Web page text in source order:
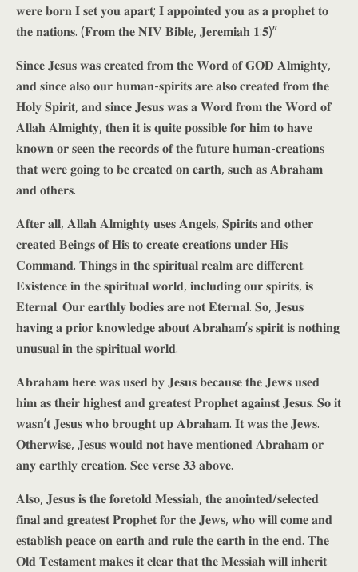
𝐰𝐞𝐫𝐞 𝐛𝐨𝐫𝐧 𝐈 𝐬𝐞𝐭 𝐲𝐨𝐮 𝐚𝐩𝐚𝐫𝐭; 𝐈 𝐚𝐩𝐩𝐨𝐢𝐧𝐭𝐞𝐝 𝐲𝐨𝐮 𝐚𝐬 𝐚 𝐩𝐫𝐨𝐩𝐡𝐞𝐭 𝐭𝐨
𝐭𝐡𝐞 𝐧𝐚𝐭𝐢𝐨𝐧𝐬. (𝐅𝐫𝐨𝐦 𝐭𝐡𝐞 𝐍𝐈𝐕 𝐁𝐢𝐛𝐥𝐞, 𝐉𝐞𝐫𝐞𝐦𝐢𝐚𝐡 𝟏:𝟓)”
𝐒𝐢𝐧𝐜𝐞 𝐉𝐞𝐬𝐮𝐬 𝐰𝐚𝐬 𝐜𝐫𝐞𝐚𝐭𝐞𝐝 𝐟𝐫𝐨𝐦 𝐭𝐡𝐞 𝐖𝐨𝐫𝐝 𝐨𝐟 𝐆𝐎𝐃 𝐀𝐥𝐦𝐢𝐠𝐡𝐭𝐲,
𝐚𝐧𝐝 𝐬𝐢𝐧𝐜𝐞 𝐚𝐥𝐬𝐨 𝐨𝐮𝐫 𝐡𝐮𝐦𝐚𝐧-𝐬𝐩𝐢𝐫𝐢𝐭𝐬 𝐚𝐫𝐞 𝐚𝐥𝐬𝐨 𝐜𝐫𝐞𝐚𝐭𝐞𝐝 𝐟𝐫𝐨𝐦 𝐭𝐡𝐞
𝐇𝐨𝐥𝐲 𝐒𝐩𝐢𝐫𝐢𝐭, 𝐚𝐧𝐝 𝐬𝐢𝐧𝐜𝐞 𝐉𝐞𝐬𝐮𝐬 𝐰𝐚𝐬 𝐚 𝐖𝐨𝐫𝐝 𝐟𝐫𝐨𝐦 𝐭𝐡𝐞 𝐖𝐨𝐫𝐝 𝐨𝐟
𝐀𝐥𝐥𝐚𝐡 𝐀𝐥𝐦𝐢𝐠𝐡𝐭𝐲, 𝐭𝐡𝐞𝐧 𝐢𝐭 𝐢𝐬 𝐪𝐮𝐢𝐭𝐞 𝐩𝐨𝐬𝐬𝐢𝐛𝐥𝐞 𝐟𝐨𝐫 𝐡𝐢𝐦 𝐭𝐨 𝐡𝐚𝐯𝐞
𝐤𝐧𝐨𝐰𝐧 𝐨𝐫 𝐬𝐞𝐞𝐧 𝐭𝐡𝐞 𝐫𝐞𝐜𝐨𝐫𝐝𝐬 𝐨𝐟 𝐭𝐡𝐞 𝐟𝐮𝐭𝐮𝐫𝐞 𝐡𝐮𝐦𝐚𝐧-𝐜𝐫𝐞𝐚𝐭𝐢𝐨𝐧𝐬
𝐭𝐡𝐚𝐭 𝐰𝐞𝐫𝐞 𝐠𝐨𝐢𝐧𝐠 𝐭𝐨 𝐛𝐞 𝐜𝐫𝐞𝐚𝐭𝐞𝐝 𝐨𝐧 𝐞𝐚𝐫𝐭𝐡, 𝐬𝐮𝐜𝐡 𝐚𝐬 𝐀𝐛𝐫𝐚𝐡𝐚𝐦
𝐚𝐧𝐝 𝐨𝐭𝐡𝐞𝐫𝐬.
𝐀𝐟𝐭𝐞𝐫 𝐚𝐥𝐥, 𝐀𝐥𝐥𝐚𝐡 𝐀𝐥𝐦𝐢𝐠𝐡𝐭𝐲 𝐮𝐬𝐞𝐬 𝐀𝐧𝐠𝐞𝐥𝐬, 𝐒𝐩𝐢𝐫𝐢𝐭𝐬 𝐚𝐧𝐝 𝐨𝐭𝐡𝐞𝐫
𝐜𝐫𝐞𝐚𝐭𝐞𝐝 𝐁𝐞𝐢𝐧𝐠𝐬 𝐨𝐟 𝐇𝐢𝐬 𝐭𝐨 𝐜𝐫𝐞𝐚𝐭𝐞 𝐜𝐫𝐞𝐚𝐭𝐢𝐨𝐧𝐬 𝐮𝐧𝐝𝐞𝐫 𝐇𝐢𝐬
𝐂𝐨𝐦𝐦𝐚𝐧𝐝. 𝐓𝐡𝐢𝐧𝐠𝐬 𝐢𝐧 𝐭𝐡𝐞 𝐬𝐩𝐢𝐫𝐢𝐭𝐮𝐚𝐥 𝐫𝐞𝐚𝐥𝐦 𝐚𝐫𝐞 𝐝𝐢𝐟𝐟𝐞𝐫𝐞𝐧𝐭.
𝐄𝐱𝐢𝐬𝐭𝐞𝐧𝐜𝐞 𝐢𝐧 𝐭𝐡𝐞 𝐬𝐩𝐢𝐫𝐢𝐭𝐮𝐚𝐥 𝐰𝐨𝐫𝐥𝐝, 𝐢𝐧𝐜𝐥𝐮𝐝𝐢𝐧𝐠 𝐨𝐮𝐫 𝐬𝐩𝐢𝐫𝐢𝐭𝐬, 𝐢𝐬
𝐄𝐭𝐞𝐫𝐧𝐚𝐥. 𝐎𝐮𝐫 𝐞𝐚𝐫𝐭𝐡𝐥𝐲 𝐛𝐨𝐝𝐢𝐞𝐬 𝐚𝐫𝐞 𝐧𝐨𝐭 𝐄𝐭𝐞𝐫𝐧𝐚𝐥. 𝐒𝐨, 𝐉𝐞𝐬𝐮𝐬
𝐡𝐚𝐯𝐢𝐧𝐠 𝐚 𝐩𝐫𝐢𝐨𝐫 𝐤𝐧𝐨𝐰𝐥𝐞𝐝𝐠𝐞 𝐚𝐛𝐨𝐮𝐭 𝐀𝐛𝐫𝐚𝐡𝐚𝐦’𝐬 𝐬𝐩𝐢𝐫𝐢𝐭 𝐢𝐬 𝐧𝐨𝐭𝐡𝐢𝐧𝐠
𝐮𝐧𝐮𝐬𝐮𝐚𝐥 𝐢𝐧 𝐭𝐡𝐞 𝐬𝐩𝐢𝐫𝐢𝐭𝐮𝐚𝐥 𝐰𝐨𝐫𝐥𝐝.
𝐀𝐛𝐫𝐚𝐡𝐚𝐦 𝐡𝐞𝐫𝐞 𝐰𝐚𝐬 𝐮𝐬𝐞𝐝 𝐛𝐲 𝐉𝐞𝐬𝐮𝐬 𝐛𝐞𝐜𝐚𝐮𝐬𝐞 𝐭𝐡𝐞 𝐉𝐞𝐰𝐬 𝐮𝐬𝐞𝐝
𝐡𝐢𝐦 𝐚𝐬 𝐭𝐡𝐞𝐢𝐫 𝐡𝐢𝐠𝐡𝐞𝐬𝐭 𝐚𝐧𝐝 𝐠𝐫𝐞𝐚𝐭𝐞𝐬𝐭 𝐏𝐫𝐨𝐩𝐡𝐞𝐭 𝐚𝐠𝐚𝐢𝐧𝐬𝐭 𝐉𝐞𝐬𝐮𝐬. 𝐒𝐨 𝐢𝐭
𝐰𝐚𝐬𝐧’𝐭 𝐉𝐞𝐬𝐮𝐬 𝐰𝐡𝐨 𝐛𝐫𝐨𝐮𝐠𝐡𝐭 𝐮𝐩 𝐀𝐛𝐫𝐚𝐡𝐚𝐦. 𝐈𝐭 𝐰𝐚𝐬 𝐭𝐡𝐞 𝐉𝐞𝐰𝐬.
𝐎𝐭𝐡𝐞𝐫𝐰𝐢𝐬𝐞, 𝐉𝐞𝐬𝐮𝐬 𝐰𝐨𝐮𝐥𝐝 𝐧𝐨𝐭 𝐡𝐚𝐯𝐞 𝐦𝐞𝐧𝐭𝐢𝐨𝐧𝐞𝐝 𝐀𝐛𝐫𝐚𝐡𝐚𝐦 𝐨𝐫
𝐚𝐧𝐲 𝐞𝐚𝐫𝐭𝐡𝐥𝐲 𝐜𝐫𝐞𝐚𝐭𝐢𝐨𝐧. 𝐒𝐞𝐞 𝐯𝐞𝐫𝐬𝐞 𝟑𝟑 𝐚𝐛𝐨𝐯𝐞.
𝐀𝐥𝐬𝐨, 𝐉𝐞𝐬𝐮𝐬 𝐢𝐬 𝐭𝐡𝐞 𝐟𝐨𝐫𝐞𝐭𝐨𝐥𝐝 𝐌𝐞𝐬𝐬𝐢𝐚𝐡, 𝐭𝐡𝐞 𝐚𝐧𝐨𝐢𝐧𝐭𝐞𝐝/𝐬𝐞𝐥𝐞𝐜𝐭𝐞𝐝
𝐟𝐢𝐧𝐚𝐥 𝐚𝐧𝐝 𝐠𝐫𝐞𝐚𝐭𝐞𝐬𝐭 𝐏𝐫𝐨𝐩𝐡𝐞𝐭 𝐟𝐨𝐫 𝐭𝐡𝐞 𝐉𝐞𝐰𝐬, 𝐰𝐡𝐨 𝐰𝐢𝐥𝐥 𝐜𝐨𝐦𝐞 𝐚𝐧𝐝
𝐞𝐬𝐭𝐚𝐛𝐥𝐢𝐬𝐡 𝐩𝐞𝐚𝐜𝐞 𝐨𝐧 𝐞𝐚𝐫𝐭𝐡 𝐚𝐧𝐝 𝐫𝐮𝐥𝐞 𝐭𝐡𝐞 𝐞𝐚𝐫𝐭𝐡 𝐢𝐧 𝐭𝐡𝐞 𝐞𝐧𝐝. 𝐓𝐡𝐞
𝐎𝐥𝐝 𝐓𝐞𝐬𝐭𝐚𝐦𝐞𝐧𝐭 𝐦𝐚𝐤𝐞𝐬 𝐢𝐭 𝐜𝐥𝐞𝐚𝐫 𝐭𝐡𝐚𝐭 𝐭𝐡𝐞 𝐌𝐞𝐬𝐬𝐢𝐚𝐡 𝐰𝐢𝐥𝐥 𝐢𝐧𝐡𝐞𝐫𝐢𝐭